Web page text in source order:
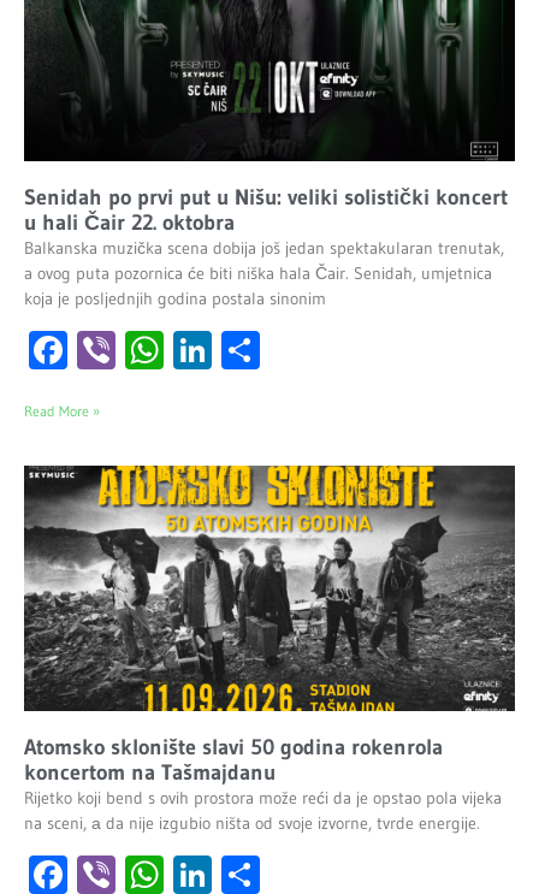
Senidah po prvi put u Nišu: veliki solistički koncert
u hali Čair 22. oktobra
Balkanska muzička scena dobija još jedan spektakularan trenutak,
a ovog puta pozornica će biti niška hala Čair. Senidah, umjetnica
koja je posljednjih godina postala sinonim
Facebook
ViberWhatsApp
LinkedIn
Read More »
Atomsko sklonište slavi 50 godina rokenrola
koncertom na Tašmajdanu
Rijetko koji bend s ovih prostora može reći da je opstao pola vijeka
na sceni, а da nije izgubio ništa od svoje izvorne, tvrde energije.
Facebook
ViberWhatsApp
LinkedIn